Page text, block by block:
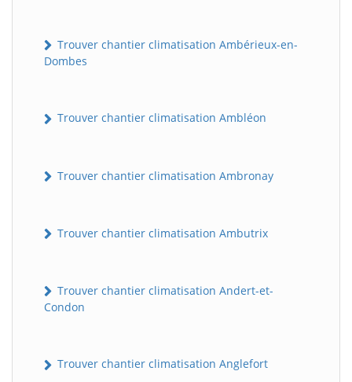
Trouver chantier climatisation Ambérieux-en-
Dombes
Trouver chantier climatisation Ambléon
Trouver chantier climatisation Ambronay
Trouver chantier climatisation Ambutrix
Trouver chantier climatisation Andert-et-
Condon
Trouver chantier climatisation Anglefort